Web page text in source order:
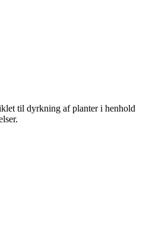
til dyrkning af planter i henhold